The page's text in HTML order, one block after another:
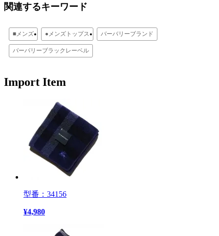
関連するキーワード
■メンズ ●メンズトップス バーバリーブランド
バーバリーブラックレーベル
Import Item
型番：34156
¥4,980